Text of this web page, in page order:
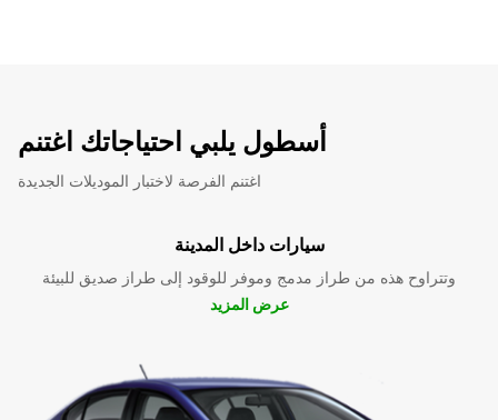
أسطول يلبي احتياجاتك اغتنم
اغتنم الفرصة لاختبار الموديلات الجديدة
سيارات داخل المدينة
وتتراوح هذه من طراز مدمج وموفر للوقود إلى طراز صديق للبيئة
عرض المزيد